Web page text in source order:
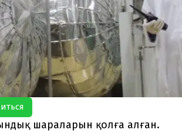
шараларын қолға алған.